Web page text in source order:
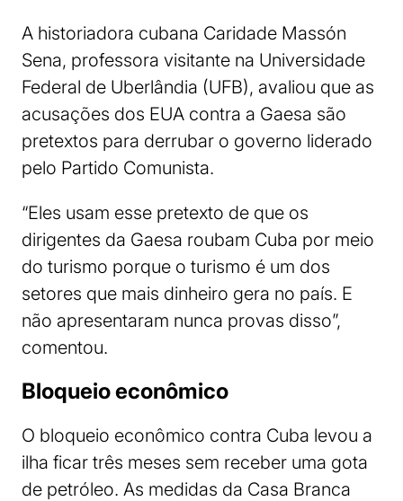
A historiadora cubana Caridade Massón
Sena, professora visitante na Universidade
Federal de Uberlândia (UFB), avaliou que as
acusações dos EUA contra a Gaesa são
pretextos para derrubar o governo liderado
pelo Partido Comunista.
“Eles usam esse pretexto de que os
dirigentes da Gaesa roubam Cuba por meio
do turismo porque o turismo é um dos
setores que mais dinheiro gera no país. E
não apresentaram nunca provas disso”,
comentou.
Bloqueio econômico
O bloqueio econômico contra Cuba levou a
ilha ficar três meses sem receber uma gota
de petróleo. As medidas da Casa Branca